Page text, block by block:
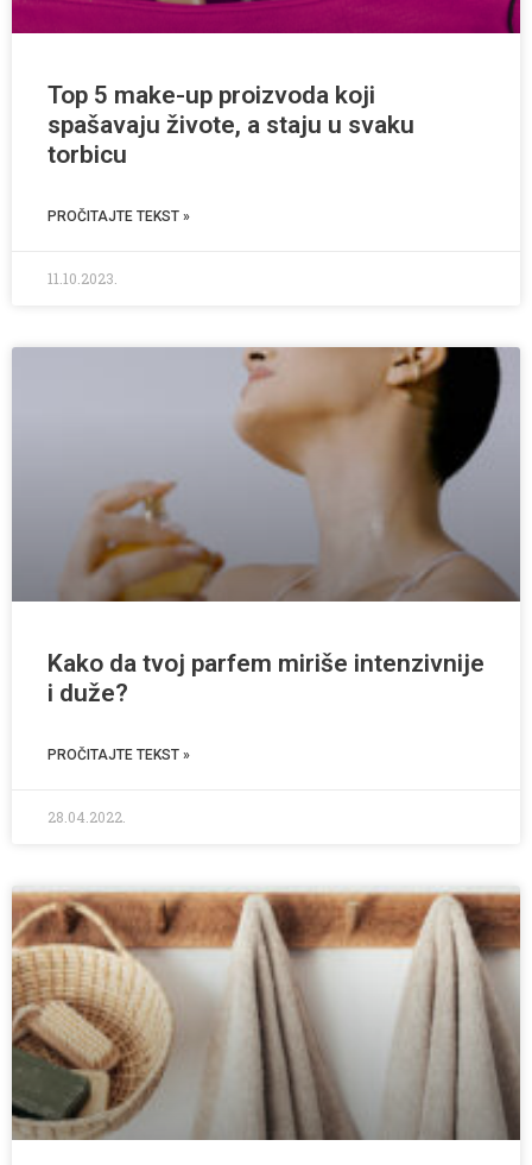
Top 5 make-up proizvoda koji
spašavaju živote, a staju u svaku
torbicu
PROČITAJTE TEKST »
11.10.2023.
Kako da tvoj parfem miriše intenzivnije
i duže?
PROČITAJTE TEKST »
28.04.2022.